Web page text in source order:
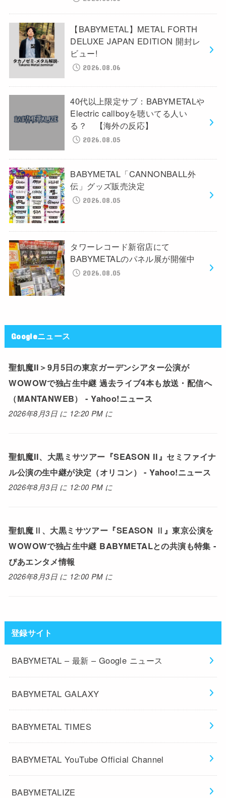
【BABYMETAL】METAL FORTH
DELUXE JAPAN EDITION 開封レ
ビュー!
2026.08.06
40代以上限定サブ：BABYMETALや
Electric callboyを聴いてる人い
る？ 【海外の反応】
2026.08.05
BABYMETAL「CANNONBALL外
伝」グッズ販売決定
2026.08.05
タワーレコード新宿店にて
BABYMETALのパネル展が開催中
2026.08.05
Googleニュース
聖飢魔II＞9月5日の東京ガーデンシアター公演が
WOWOWで独占生中継 過去ライブ4本も放送・配信へ
（MANTANWEB） - Yahoo!ニュース
2026年8月3日 に 12:20 PM に
聖飢魔II、大黒ミサツアー『SEASON II』セミファイナ
ル公演の生中継が決定（オリコン） - Yahoo!ニュース
2026年8月3日 に 12:00 PM に
聖飢魔Ⅱ、大黒ミサツアー『SEASON Ⅱ』東京公演を
WOWOWで独占生中継 BABYMETALとの共演も特集 -
ぴあエンタメ情報
2026年8月3日 に 12:00 PM に
登録サイト
BABYMETAL – 最新 – Google ニュース
BABYMETAL GALAXY
BABYMETAL TIMES
BABYMETAL YouTube Official Channel
BABYMETALIZE